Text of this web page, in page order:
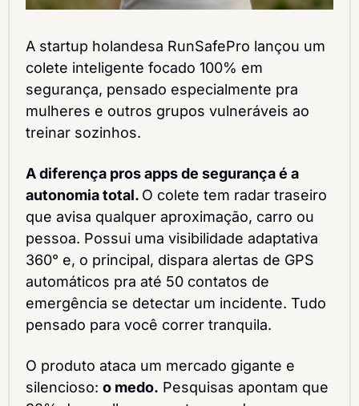
A startup holandesa RunSafePro lançou um
colete inteligente focado 100% em
segurança, pensado especialmente pra
mulheres e outros grupos vulneráveis ao
treinar sozinhos.
A diferença pros apps de segurança é a
autonomia total. O colete tem radar traseiro
que avisa qualquer aproximação, carro ou
pessoa. Possui uma visibilidade adaptativa
360° e, o principal, dispara alertas de GPS
automáticos pra até 50 contatos de
emergência se detectar um incidente. Tudo
pensado para você correr tranquila.
O produto ataca um mercado gigante e
silencioso: o medo. Pesquisas apontam que